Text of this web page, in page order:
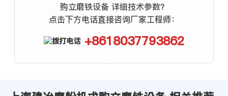
购立磨铁设备 详细技术参数？
点击下方电话直接咨询厂家工程师：
+8618037793862